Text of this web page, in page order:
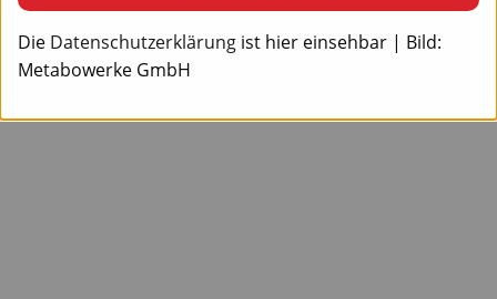
Die Datenschutzerklärung ist hier einsehbar | Bild:
Metabowerke GmbH